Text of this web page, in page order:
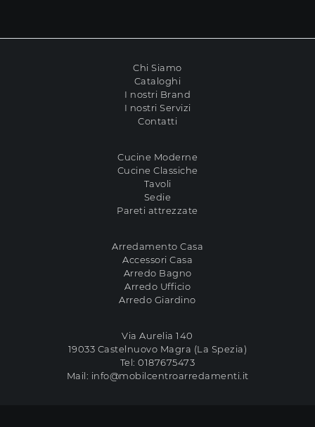
Chi Siamo
Cataloghi
I nostri Brand
I nostri Servizi
Contatti
Cucine Moderne
Cucine Classiche
Tavoli
Sedie
Pareti attrezzate
Arredamento Casa
Accessori Casa
Arredo Bagno
Arredo Ufficio
Arredo Giardino
Via Aurelia 140
19033 Castelnuovo Magra (La Spezia)
Tel:0187675473
Mail: info@mobilcentroarredamenti.it